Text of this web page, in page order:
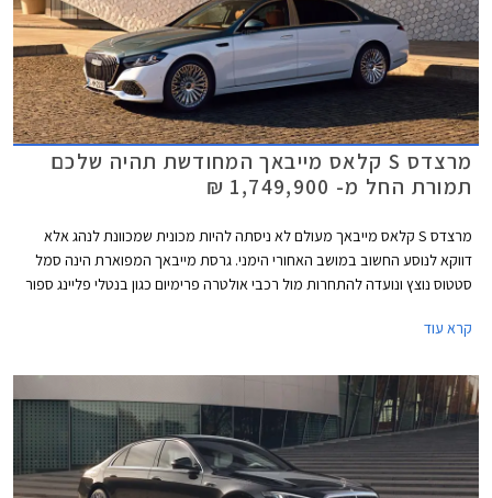
מרצדס S קלאס מייבאך המחודשת תהיה שלכם
תמורת החל מ- 1,749,900 ₪
מרצדס S קלאס מייבאך מעולם לא ניסתה להיות מכונית שמכוונת לנהג אלא
דווקא לנוסע החשוב במושב האחורי הימני. גרסת מייבאך המפוארת הינה סמל
סטטוס נוצץ ונועדה להתחרות מול רכבי אולטרה פרימיום כגון בנטלי פליינג ספור
פנים המלטשת את המתכון המוכר ומבטיחה ניתוק מוחלט מהפקקים שבחוץ.
כואבת ממנוע ה- V12 המיתולוגי בגרסה הבכירה לטובת מנוע V8 - אילוץ של
תקנות זיהום האוויר. הדגם ישווק בשתי גרסאות במחיר התחלתי של 1,749,900
₪.
קרא עוד